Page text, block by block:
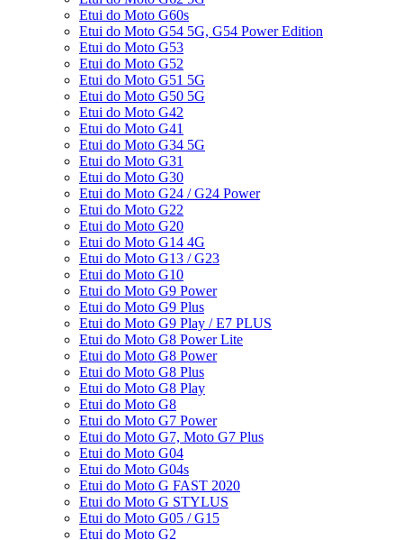
Etui do Moto G60s
Etui do Moto G54 5G, G54 Power Edition
Etui do Moto G53
Etui do Moto G52
Etui do Moto G51 5G
Etui do Moto G50 5G
Etui do Moto G42
Etui do Moto G41
Etui do Moto G34 5G
Etui do Moto G31
Etui do Moto G30
Etui do Moto G24 / G24 Power
Etui do Moto G22
Etui do Moto G20
Etui do Moto G14 4G
Etui do Moto G13 / G23
Etui do Moto G10
Etui do Moto G9 Power
Etui do Moto G9 Plus
Etui do Moto G9 Play / E7 PLUS
Etui do Moto G8 Power Lite
Etui do Moto G8 Power
Etui do Moto G8 Plus
Etui do Moto G8 Play
Etui do Moto G8
Etui do Moto G7 Power
Etui do Moto G7, Moto G7 Plus
Etui do Moto G04
Etui do Moto G04s
Etui do Moto G FAST 2020
Etui do Moto G STYLUS
Etui do Moto G05 / G15
Etui do Moto G2